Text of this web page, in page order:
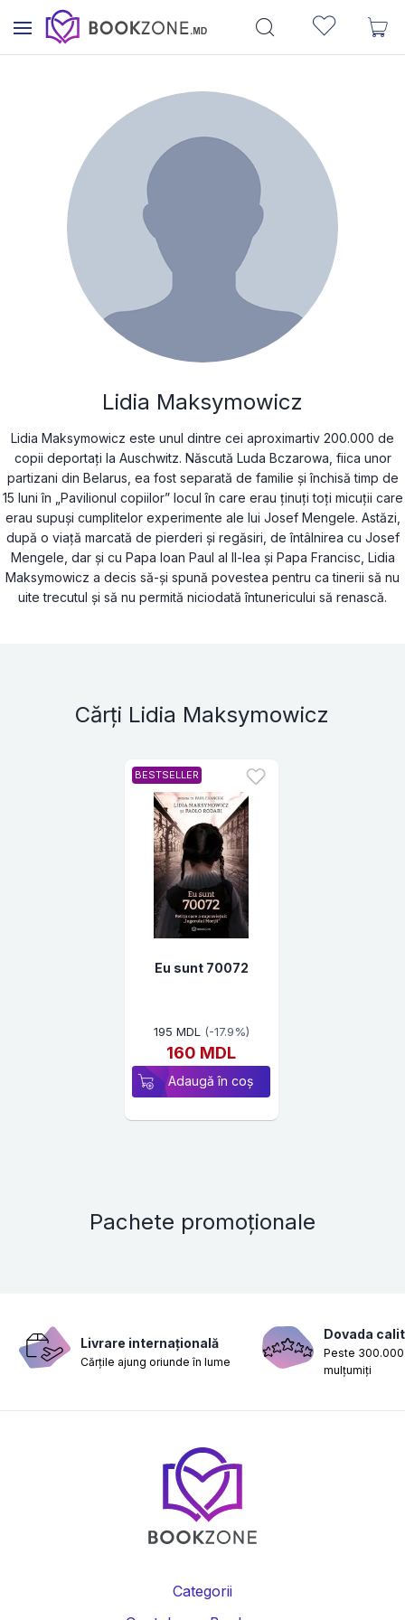
Lidia Maksymowicz
Lidia Maksymowicz este unul dintre cei aproximartiv 200.000 de
copii deportați la Auschwitz. Născută Luda Bczarowa, fiica unor
partizani din Belarus, ea fost separată de familie și închisă timp de
15 luni în „Pavilionul copiilor” locul în care erau ținuți toți micuții care
erau supuși cumplitelor experimente ale lui Josef Mengele. Astăzi,
după o viață marcată de pierderi și regăsiri, de întâlnirea cu Josef
Mengele, dar și cu Papa Ioan Paul al II-lea și Papa Francisc, Lidia
Maksymowicz a decis să-și spună povestea pentru ca tinerii să nu
uite trecutul și să nu permită niciodată întunericului să renască.
Cărți Lidia Maksymowicz
BESTSELLER
Eu sunt 70072
195 MDL (-17.9%)
160 MDL
Adaugă în coș
Pachete promoționale
Livrare internațională
Cărțile ajung oriunde în lume
Dovada
Peste
mulțumiți
Categorii